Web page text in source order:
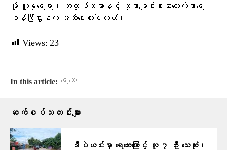
ဖို့ လူမှုရေးရာ၊ အလုပ်သမားနှင့် လူသားချင်းစာနာထောက်ထားရေး
ဝန်ကြီးဌာနက အသိပေးထားပါတယ်။
Views: 23
In this article: ရေဘေး
ဆက်စပ်သတင်းများ
ဒီပဲယင်းမှာ ရေဘေးကြောင့် လူ ၇ ဦး သေဆုံး၊